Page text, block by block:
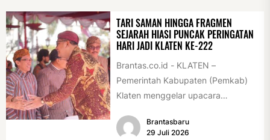
TARI SAMAN HINGGA FRAGMEN
SEJARAH HIASI PUNCAK PERINGATAN
HARI JADI KLATEN KE-222
Brantas.co.id - KLATEN –
Pemerintah Kabupaten (Pemkab)
Klaten menggelar upacara
di Alun-alun Klaten, Selasa
Brantasbaru
29 Juli 2026